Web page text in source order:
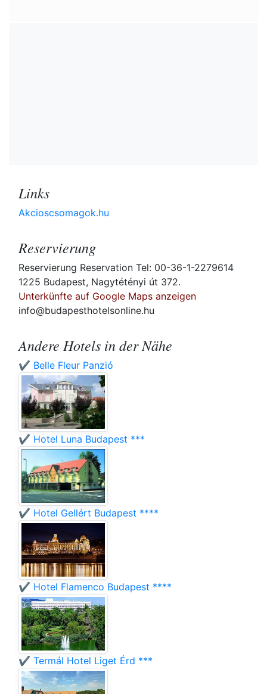
Links
Akcioscsomagok.hu
Reservierung
Reservierung Reservation Tel: 00-36-1-2279614
1225 Budapest, Nagytétényi út 372.
Unterkünfte auf Google Maps anzeigen
info@budapesthotelsonline.hu
Andere Hotels in der Nähe
✔️ Belle Fleur Panzió
✔️ Hotel Luna Budapest ***
✔️ Hotel Gellért Budapest ****
✔️ Hotel Flamenco Budapest ****
✔️ Termál Hotel Liget Érd ***